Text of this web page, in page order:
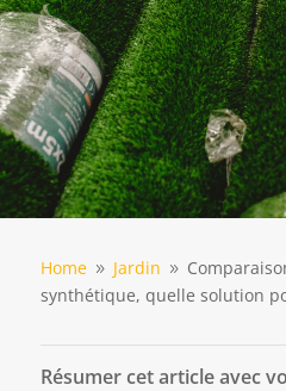
Home 9 Jardin 9
synthétique, quelle solution
Résumer cet article avec